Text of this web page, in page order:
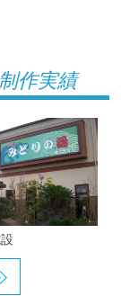
作実績